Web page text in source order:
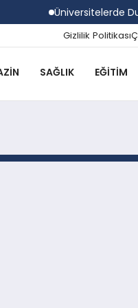
Üniversitelerde
Gizlilik Politikası
SAĞLIK EĞITIM